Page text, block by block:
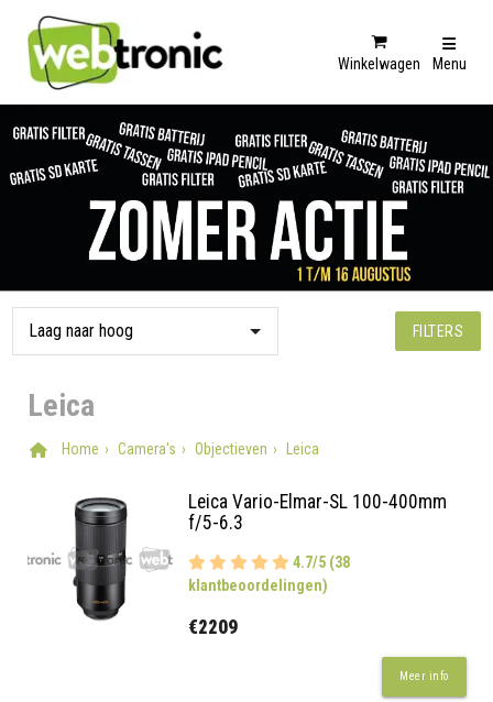
Winkelwagen Menu
FILTERS
Leica
Home Camera's Objectieven Leica
Leica Vario-Elmar-SL 100-400mm
f/5-6.3
4.7/5 (38
klantbeoordelingen)
€2209
Meer info